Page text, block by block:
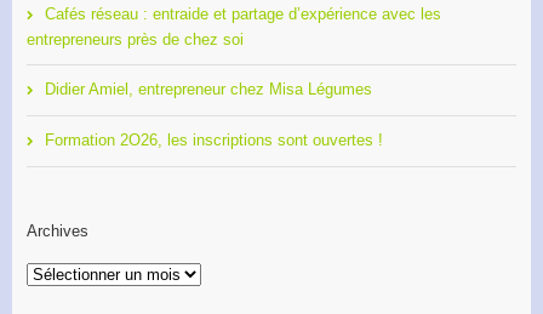
Cafés réseau : entraide et partage d’expérience avec les
entrepreneurs près de chez soi
Didier Amiel, entrepreneur chez Misa Légumes
Formation 2O26, les inscriptions sont ouvertes !
Archives
Archives